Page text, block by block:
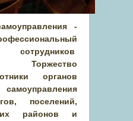
-
Торжество
органов
поселений,
районов и